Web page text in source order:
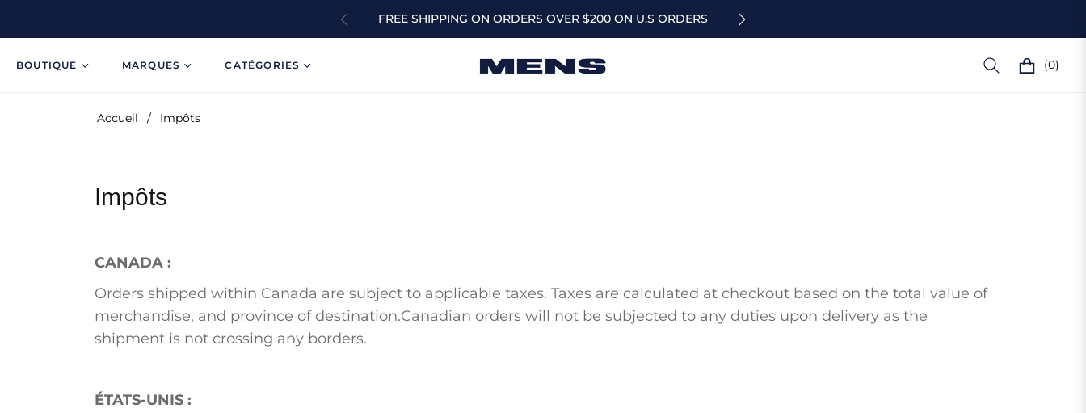
FREE SHIPPING ON ORDERS OVER $200 ON U.S ORDERS
BOUTIQUE MARQUES CATÉGORIES Chariot
(0)
Accueil / Impôts
Impôts
CANADA :
Orders shipped within Canada are subject to applicable taxes. Taxes are calculated at checkout based on the total value of
merchandise, and province of destination.Canadian orders will not be subjected to any duties upon delivery as the
shipment is not crossing any borders.
ÉTATS-UNIS :